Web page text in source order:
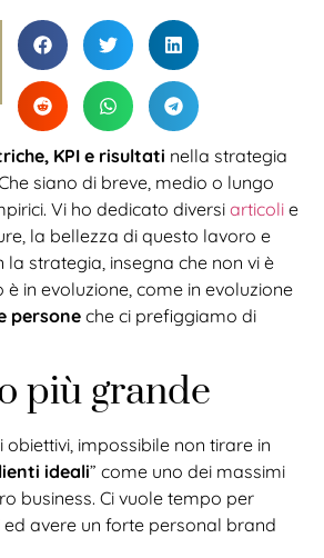
KPI e risultati nella strategia
siano di breve, medio o lungo
Vi ho dedicato diversi articoli e
la bellezza di questo lavoro e
la strategia, insegna che non vi è
è in evoluzione, come in evoluzione
persone che ci prefiggiamo di
più grande
impossibile non tirare in
ideali” come uno dei massimi
business. Ci vuole tempo per
avere un forte personal brand